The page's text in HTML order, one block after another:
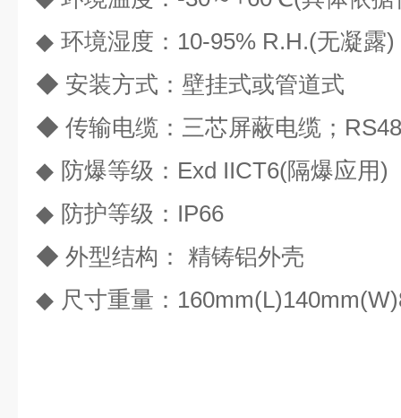
◆ 环境湿度： 10-95% R.H.(无凝露)
◆ 安装方式：壁挂式或管道式
◆ 传输电缆：三芯屏蔽电缆；
◆ 防爆等级： Exd IICT6(隔爆应用)
◆ 防护等级： IP66
◆ 外型结构： 精铸铝外壳
◆ 尺寸重量：